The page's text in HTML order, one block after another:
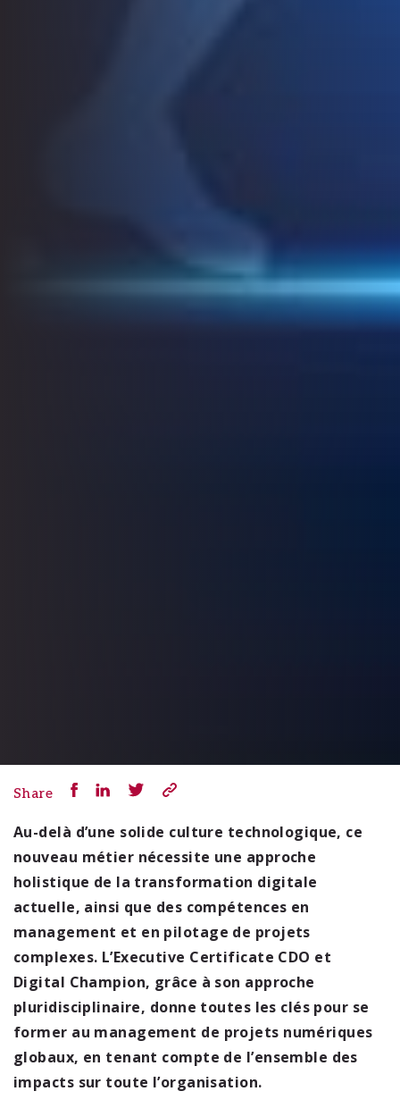
Share
Au-delà d’une solide culture technologique, ce
nouveau métier nécessite une approche
holistique de la transformation digitale
actuelle, ainsi que des compétences en
management et en pilotage de projets
complexes. L’Executive Certificate CDO et
Digital Champion, grâce à son approche
pluridisciplinaire, donne toutes les clés pour se
former au management de projets numériques
globaux, en tenant compte de l’ensemble des
impacts sur toute l’organisation.